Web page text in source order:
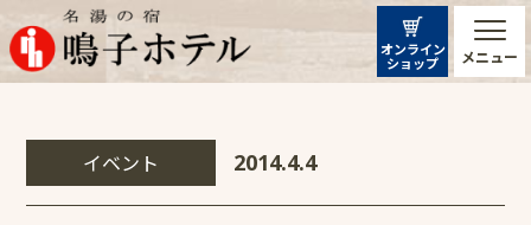
メニュー
オンライン
ショップ
イベント 2014.4.4